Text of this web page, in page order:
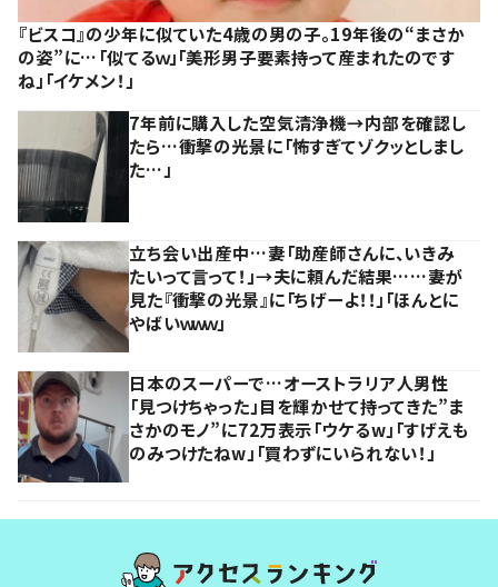
『ビスコ』の少年に似ていた4歳の男の子。19年後の“まさか
の姿”に…「似てるｗ」「美形男子要素持って産まれたのです
ね」「イケメン！」
7年前に購入した空気清浄機→内部を確認し
たら…衝撃の光景に「怖すぎてゾクッとしまし
た…」
立ち会い出産中…妻「助産師さんに、いきみ
たいって言って！」→夫に頼んだ結果……妻が
見た『衝撃の光景』に「ちげーよ！！」「ほんとに
やばいｗｗｗ」
日本のスーパーで…オーストラリア人男性
「見つけちゃった」目を輝かせて持ってきた”ま
さかのモノ”に72万表示「ウケるw」「すげえも
のみつけたねw」「買わずにいられない！」